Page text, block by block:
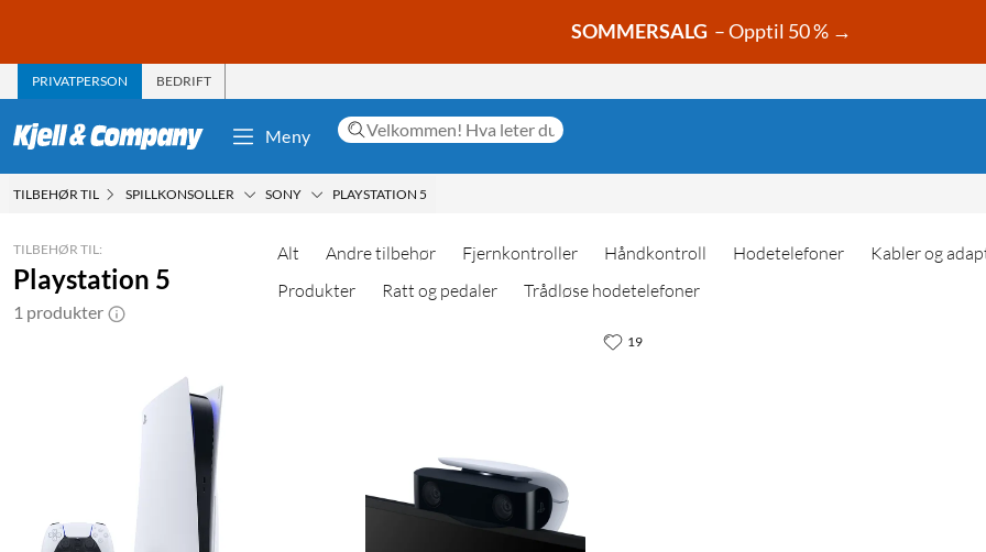
SOMMERSALG – Opptil 50 % →
PRIVATPERSON BEDRIFT
Meny
TILBEHØR TIL SPILLKONSOLLER SONY PLAYSTATION 5
TILBEHØR TIL:
Playstation 5
1 produkter
Alt Andre tilbehør Fjernkontroller Håndkontroll Hodetelefoner Kabler og
Produkter
Ratt og pedaler Trådløse hodetelefoner
19